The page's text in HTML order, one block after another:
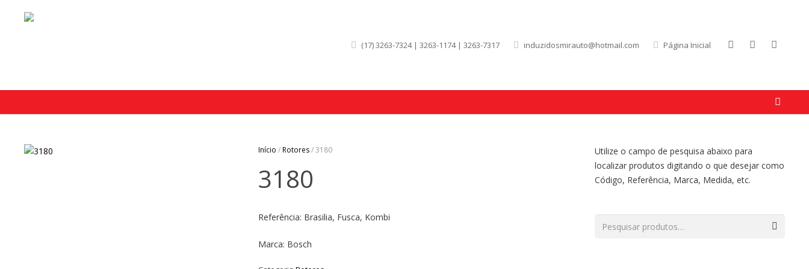
(17) 3263-7324 | 3263-1174 | 3263-7317 induzidosmirauto@hotmail.com Página Inicial
Início /Rotores/ 3180
3180
Referência: Brasilia, Fusca, Kombi
Marca: Bosch
Utilize o campo de pesquisa abaixo para
localizar produtos digitando o que desejar como
Código, Referência, Marca, Medida, etc.